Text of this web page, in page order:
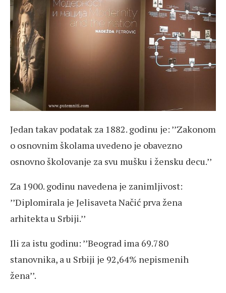
Jedan takav podatak za 1882. godinu je: ’’Zakonom
o osnovnim školama uvedeno je obavezno
osnovno školovanje za svu mušku i žensku decu.’’
Za 1900. godinu navedena je zanimljivost:
’’Diplomirala je Jelisaveta Načić prva žena
arhitekta u Srbiji.’’
Ili za istu godinu: ’’Beograd ima 69.780
stanovnika, a u Srbiji je 92,64% nepismenih
žena’’.